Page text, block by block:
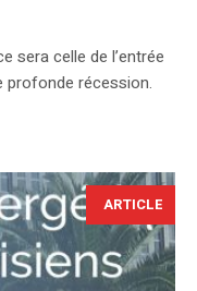
sera celle de l’entrée
profonde récession.
ARTICLE